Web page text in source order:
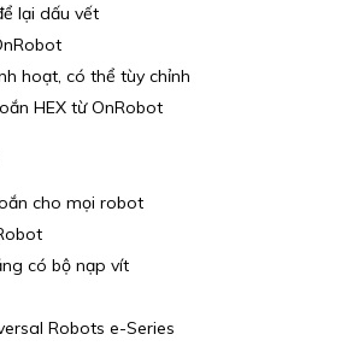
lại dấu vết
hoạt, có thể tùy chỉnh
HEX từ OnRobot
cho mọi robot
có bộ nạp vít
Robots e-Series